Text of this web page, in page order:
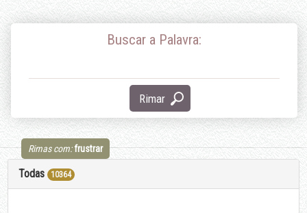
Buscar a Palavra:
Rimar
Rimas com: frustrar
Todas 10364